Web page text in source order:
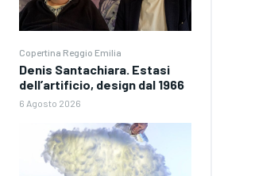
Copertina Reggio Emilia
Denis Santachiara. Estasi
dell’artificio, design dal 1966
6 Agosto 2026